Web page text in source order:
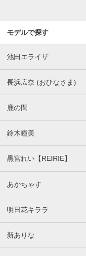
モデルで探す
池田エライザ
長浜広奈 (おひなさま)
鹿の間
鈴木瞳美
黒宮れい【REIRIE】
あかちゃす
明日花キララ
新ありな